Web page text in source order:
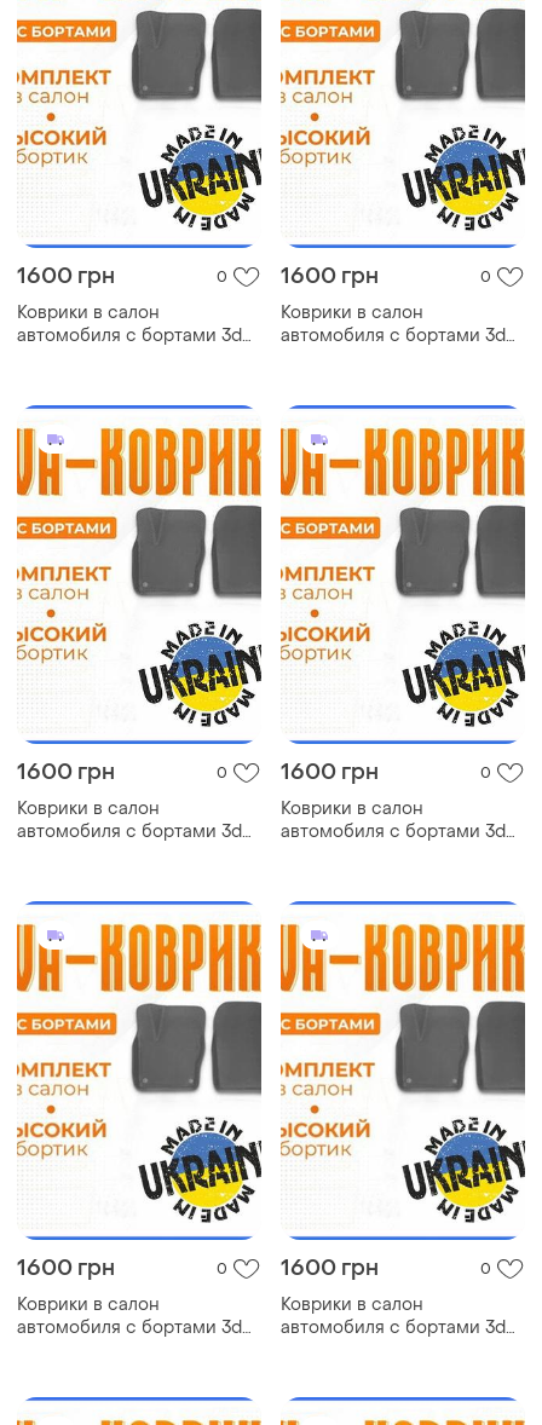
1600 грн 0
Коврики в салон
автомобиля с бортами 3d
эва
1600 грн 0
Коврики в салон
автомобиля с бортами 3d
1600 грн 0
Коврики в салон
автомобиля с бортами 3d
эва
1600 грн 0
Коврики в салон
автомобиля с бортами 3d
1600 грн 0
Коврики в салон
автомобиля с бортами 3d
эва
1600 грн 0
Коврики в салон
автомобиля с бортами 3d